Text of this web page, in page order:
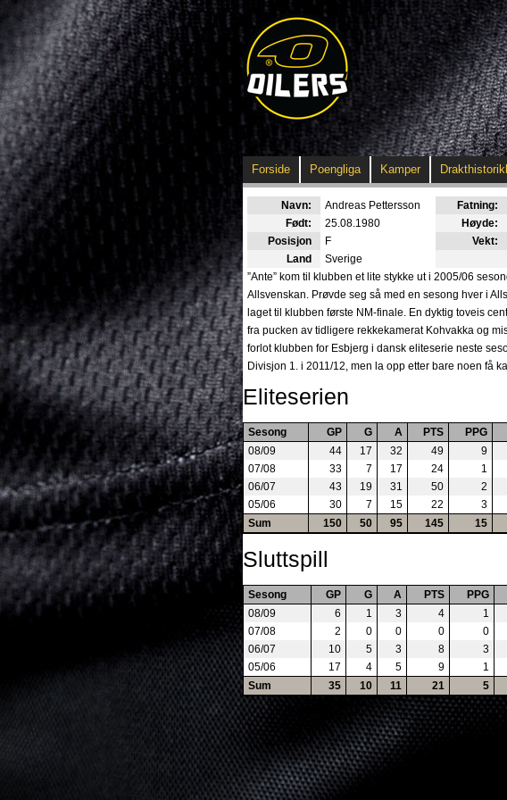
Forside Poengliga Kamper
Navn: Andreas Pettersson Fatning:
Født:
25.08.1980 Høyde:
Posisjon
F Vekt:
Land
Sverige
”Ante” kom til klubben et lite stykke ut i 2005/06
Allsvenskan. Prøvde seg så med en sesong hver i
laget til klubben første NM-finale. En dyktig toveis
fra pucken av tidligere rekkekamerat Kohvakka og
forlot klubben for Esbjerg i dansk eliteserie neste
Divisjon 1. i 2011/12, men la opp etter bare noen få
Eliteserien
Sesong GP G A PTS PPG
08/09
44 17 32 49 9
07/08
33 7 17 24 1
06/07
43 19 31 50 2
05/06
30 7 15 22 3
Sum
150 50 95 145 15
Sluttspill
Sesong GP G A PTS PPG
08/09
6 1 3 4 1
07/08
2 0 0 0 0
06/07
10 5 3 8 3
05/06
17 4 5 9 1
Sum
35 10 11 21 5